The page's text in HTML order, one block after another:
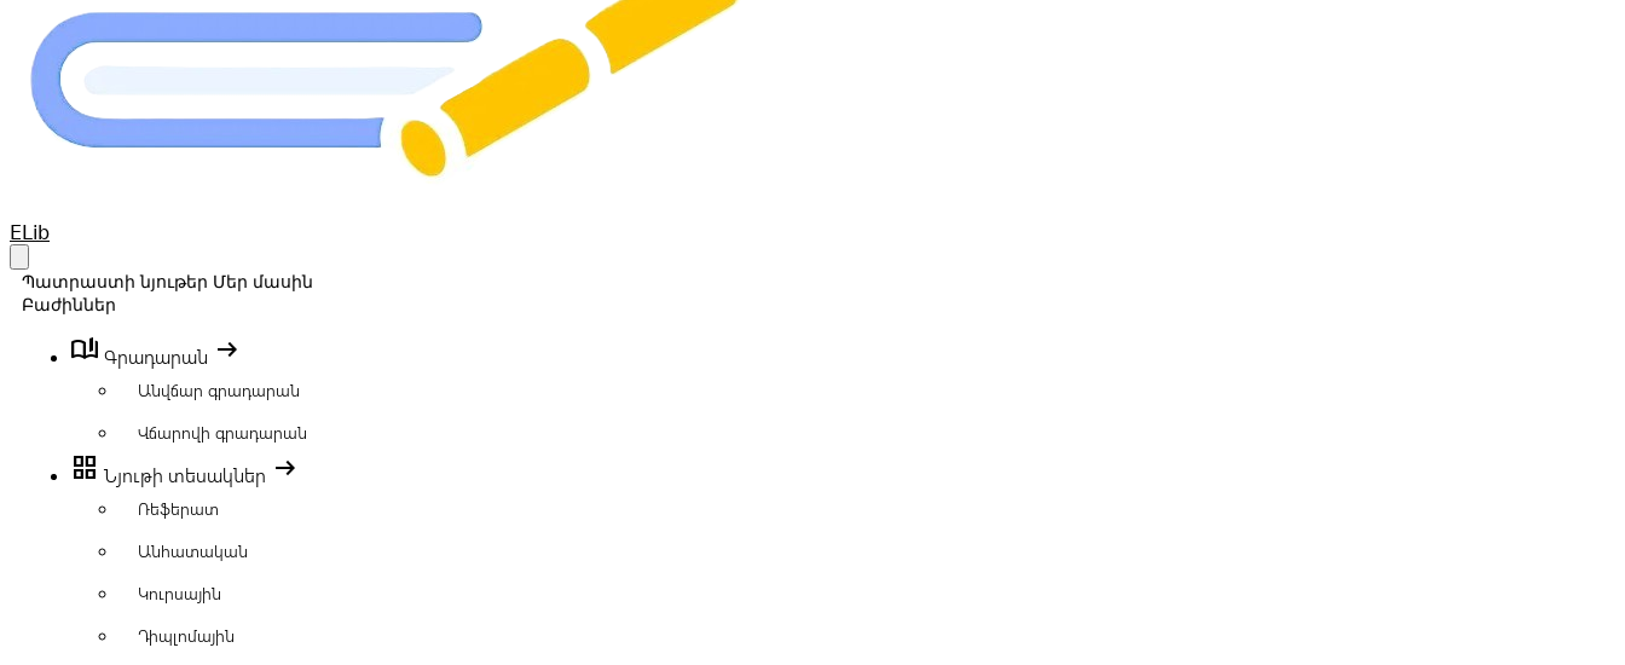
Your Company
ELib
Պատրաստի նյութեր Մեր մասին
Բաժիններ
book_ribbon Գրադարան arrow_right_alt
Անվճար գրադարան
Վճարովի գրադարան
grid_view Նյութի տեսակներ arrow_right_alt
Ռեֆերատ
Անհատական
Կուրսային
Դիպլոմային